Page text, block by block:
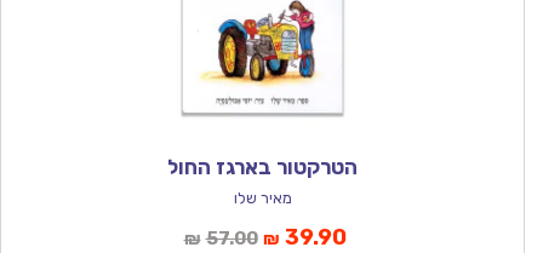
הטרקטור בארגז החול
מאיר שלו
₪ 57.00המחיר
₪ 39.90המחיר